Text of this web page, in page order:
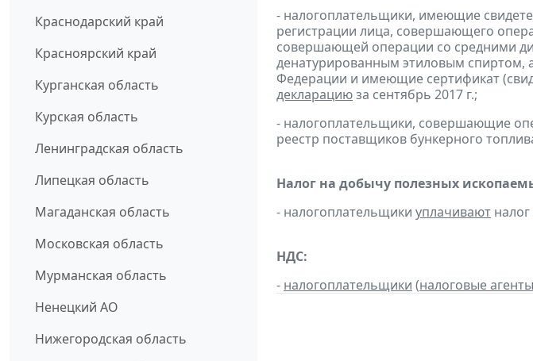
Краснодарский край
Красноярский край
Курганская область
Курская область
Ленинградская область
Липецкая область
Магаданская область
Московская область
Мурманская область
Ненецкий АО
Нижегородская область
- налогоплательщики, имеющие
регистрации лица, совершающего
совершающей операции со средними
денатурированным этиловым спиртом,
Федерации и имеющие сертификат
декларациюза сентябрь 2017 г.;
- налогоплательщики, совершающие
реестр поставщиков бункерного
Налог на добычу полезных
- налогоплательщики уплачивают
НДС:
- налогоплательщики (налоговые агенты